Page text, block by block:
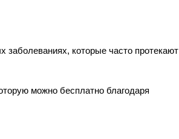
заболеваниях, которые часто протекают
можно бесплатно благодаря